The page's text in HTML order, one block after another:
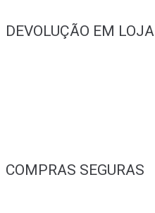
DEVOLUÇÃO EM LOJA
COMPRAS SEGURAS